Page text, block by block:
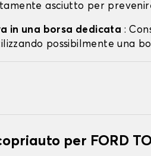
asciutto per
in una borsa dedicata :
possibilmente una
per FORD